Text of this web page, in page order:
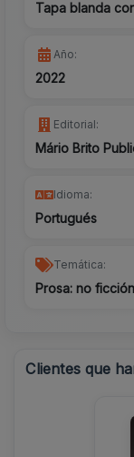
Tapa blanda
Año:
2022
Editorial:
Mário Brito
Idioma:
Portugués
Temática:
Prosa: no
Clientes que